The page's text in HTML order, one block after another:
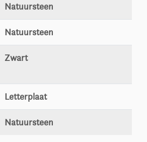
Natuursteen
Natuursteen
Zwart
Letterplaat
Natuursteen